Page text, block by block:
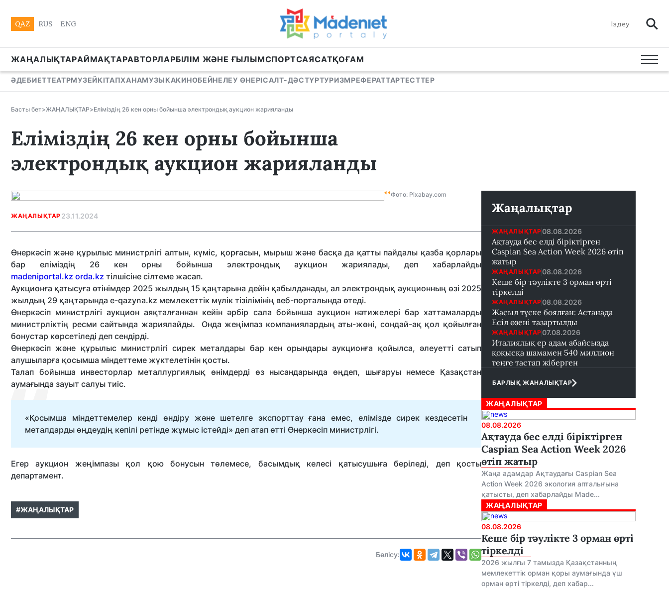
QAZ RUS ENG
ЖАҢАЛЫҚТАРАЙМАҚТАРАВТОРЛАРБІЛІМ ЖӘНЕ ҒЫЛЫМСПОРТСАЯСАТҚОҒАМ
ӘДЕБИЕТТЕАТРМУЗЕЙКІТАПХАНАМУЗЫКАКИНОБЕЙНЕЛЕУ ӨНЕРІСАЛТ-ДӘСТҮРТУРИЗМРЕФЕРАТТАРТЕСТТЕР
Басты бет>ЖАҢАЛЫҚТАР>Еліміздің 26 кен орны бойынша электрондық аукцион жарияланды
Еліміздің 26 кен орны бойынша
электрондық аукцион жарияланды
Фото: Pixabay.com
ЖАҢАЛЫҚТАР 23.11.2024
Өнеркәсіп және құрылыс министрлігі алтын, күміс, қорғасын, мырыш және басқа да қатты пайдалы қазба қорлары
бар еліміздің 26 кен орны бойынша электрондық аукцион жариялады, деп хабарлайды
madeniportal.kz orda.kz тілшісіне сілтеме жасап.
Аукционға қатысуға өтінімдер 2025 жылдың 15 қаңтарына дейін қабылданады, ал электрондық аукционның өзі 2025
жылдың 29 қаңтарында e-qazyna.kz мемлекеттік мүлік тізілімінің веб-порталында өтеді.
Өнеркәсіп министрлігі аукцион аяқталғаннан кейін әрбір сала бойынша аукцион нәтижелері бар хаттамаларды
министрліктің ресми сайтында жариялайды. Онда жеңімпаз компаниялардың аты-жөні, сондай-ақ қол қойылған
бонустар көрсетіледі деп сендірді.
Өнеркәсіп және құрылыс министрлігі сирек металдары бар кен орындары аукционға қойылса, әлеуетті сатып
алушыларға қосымша міндеттеме жүктелетінін қосты.
Талап бойынша инвесторлар металлургиялық өнімдерді өз нысандарында өңдеп, шығаруы немесе Қазақстан
аумағында зауыт салуы тиіс.
«Қосымша міндеттемелер кенді өндіру және шетелге экспорттау ғана емес, елімізде сирек кездесетін
металдарды өңдеудің кепілі ретінде жұмыс істейді» деп атап өтті Өнеркәсіп министрлігі.
Егер аукцион жеңімпазы қол қою бонусын төлемесе, басымдық келесі қатысушыға беріледі, деп қосты
департамент.
#ЖАҢАЛЫҚТАР
Бөлісу:
Жаңалықтар
ЖАҢАЛЫҚТАР 08.08.2026
Ақтауда бес елді біріктірген
Caspian Sea Action Week 2026 өтіп
жатыр
ЖАҢАЛЫҚТАР 08.08.2026
Кеше бір тәулікте 3 орман өрті
тіркелді
ЖАҢАЛЫҚТАР 08.08.2026
Жасыл түске боялған: Астанада
Есіл өзені тазартылды
ЖАҢАЛЫҚТАР 07.08.2026
Италиялық ер адам абайсызда
қоқысқа шамамен 540 миллион
теңге тастап жіберген
БАРЛЫҚ ЖАНАЛЫҚТАР
ЖАҢАЛЫҚТАР
08.08.2026
Ақтауда бес елді біріктірген
Caspian Sea Action Week 2026
өтіп жатыр
Жаңа адамдар Ақтаудағы Caspian Sea
Action Week 2026 экология апталығына
қатысты, деп хабарлайды Made...
ЖАҢАЛЫҚТАР
08.08.2026
Кеше бір тәулікте 3 орман өрті
тіркелді
2026 жылғы 7 тамызда Қазақстанның
мемлекеттік орман қоры аумағында үш
орман өрті тіркелді, деп хабар...